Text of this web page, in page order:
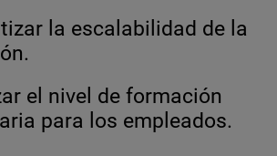
la escalabilidad de la
el nivel de formación
para los empleados.